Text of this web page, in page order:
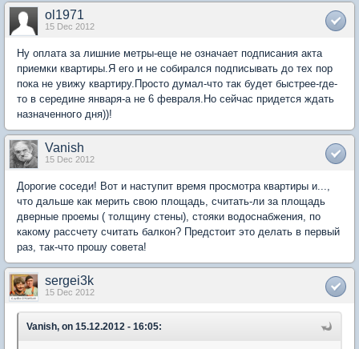
ol1971
15 Dec 2012
Ну оплата за лишние метры-еще не означает подписания акта
приемки квартиры.Я его и не собирался подписывать до тех пор
пока не увижу квартиру.Просто думал-что так будет быстрее-где-
то в середине января-а не 6 февраля.Но сейчас придется ждать
назначенного дня))!
Vanish
15 Dec 2012
Дорогие соседи! Вот и наступит время просмотра квартиры и...,
что дальше как мерить свою площадь, считать-ли за площадь
дверные проемы ( толщину стены), стояки водоснабжения, по
какому рассчету считать балкон? Предстоит это делать в первый
раз, так-что прошу совета!
sergei3k
15 Dec 2012
Vanish, on 15.12.2012 - 16:05: